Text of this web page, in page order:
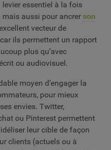
essentiel à la fois
mais aussi pour ancrer son
vecteur de
ils permettent un rapport
plus qu’avec
ou audiovisuel.
moyen d’engager la
pour mieux
envies. Twitter,
ou Pinterest permettent
leur cible de façon
clients (actuels ou à